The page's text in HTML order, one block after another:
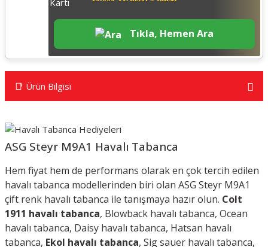
Tıkla, Hemen Ara
📑 Ürün Bilgisi
ASG Steyr M9A1 Havalı Tabanca
Hem fiyat hem de performans olarak en çok tercih edilen
havalı tabanca modellerinden biri olan ASG Steyr M9A1
çift renk havalı tabanca ile tanışmaya hazır olun. Colt
1911 havalı tabanca, Blowback havalı tabanca, Ocean
havalı tabanca, Daisy havalı tabanca, Hatsan havalı
tabanca, Ekol havalı tabanca, Sig sauer havalı tabanca,